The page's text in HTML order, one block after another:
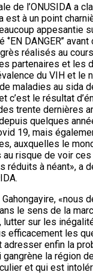
de l’ONUSIDA a
est à un point
appesantie
DANGER’’
réalisés au
partenaires et les
du VIH et le
maladies au sida
c’est le résultat
trente dernières
quelques
19, mais
auxquelles le
risque de voir
réduits à néant», a
«nous
le sens de la
lutter sur les
efficacement les
enfin la
la région
et qui est